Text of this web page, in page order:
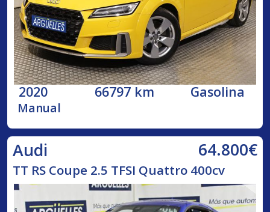
2020 66797 km Gasolina
Manual
Audi 64.800€
TT RS Coupe 2.5 TFSI Quattro 400cv